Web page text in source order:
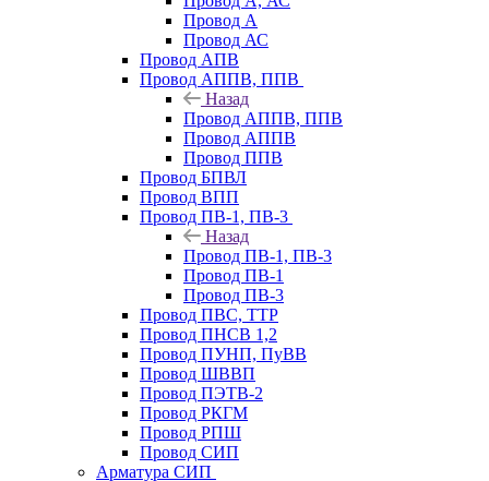
Провод А
Провод АС
Провод АПВ
Провод АППВ, ППВ
Назад
Провод АППВ, ППВ
Провод АППВ
Провод ППВ
Провод БПВЛ
Провод ВПП
Провод ПВ-1, ПВ-3
Назад
Провод ПВ-1, ПВ-3
Провод ПВ-1
Провод ПВ-3
Провод ПВС, ТТР
Провод ПНСВ 1,2
Провод ПУНП, ПуВВ
Провод ШВВП
Провод ПЭТВ-2
Провод РКГМ
Провод РПШ
Провод СИП
Арматура СИП